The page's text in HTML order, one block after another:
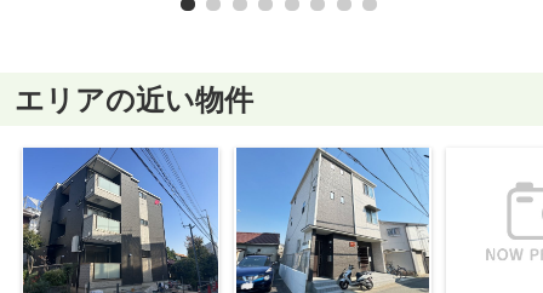
エリアの近い物件